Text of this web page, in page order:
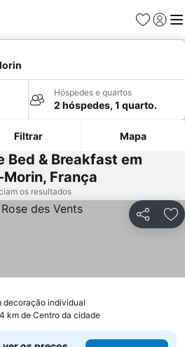
Favoritos
Iniciar
Hóspedes e quartos
2 hóspedes, 1 quarto.
Filtrar Mapa
Bed & Breakfast em
França
os resultados
Partilhar
decoração individual
km de Centro da cidade